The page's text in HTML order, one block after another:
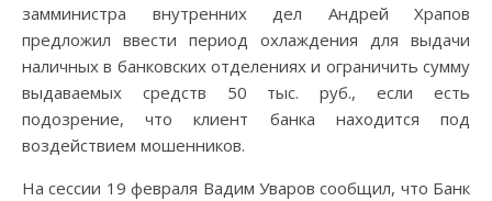
замминистра внутренних дел Андрей Храпов
предложил ввести период охлаждения для выдачи
наличных в банковских отделениях и ограничить сумму
выдаваемых средств 50 тыс. руб., если есть
подозрение, что клиент банка находится под
воздействием мошенников.
На сессии 19 февраля Вадим Уваров сообщил, что Банк